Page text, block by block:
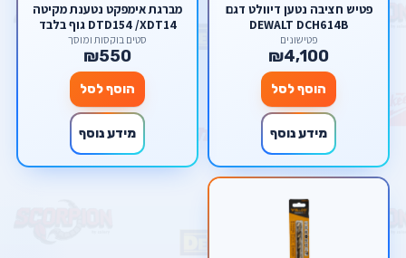
פטיש חציבה נטען דיוולט דגם
DEWALT DCH614B
פטישונים
₪4,100
הוסף לסל
מידע נוסף
מברגת אימפקט נטענת מקיטה
DTD154 /XDT14 גוף בלבד
סטים בוקסות ומוסך
₪550
הוסף לסל
מידע נוסף